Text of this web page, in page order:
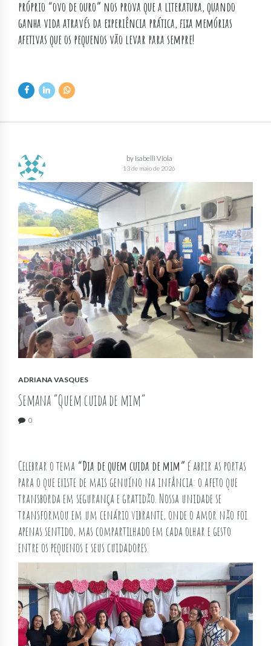
próprio “ovo de ouro” nos prova que a literatura, quando
ganha vida através da experiência prática, fixa memórias
afetivas que os pequenos vão levar para sempre!
by Isabelli Viola
13 de maio de 2026
ADRIANA VASQUES
Semana ”Quem cuida de mim”
0
Celebrar o tema “Dia de quem cuida de mim” é abrir as portas
para o que existe de mais genuíno na infância: o afeto que
transborda em segurança e gratidão. Nossa unidade se
transformou em um cenário vibrante, onde o amor não foi
apenas sentido, mas compartilhado em cada olhar e gesto
entre os pequenos e seus cuidadores.